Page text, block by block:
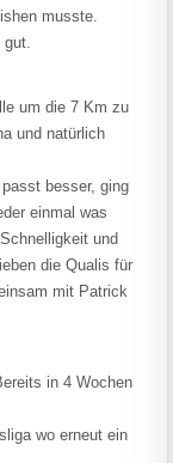
musste.
gut.
um die 7 Km zu
und natürlich
besser, ging
einmal was
und
die Qualis für
mit Patrick
in 4 Wochen
wo erneut ein